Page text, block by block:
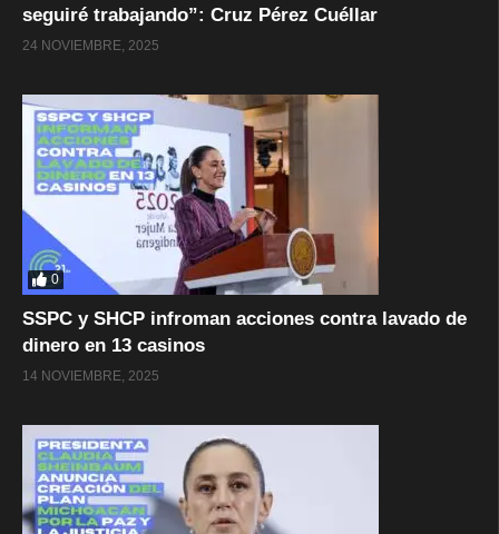
seguiré trabajando”: Cruz Pérez Cuéllar
24 NOVIEMBRE, 2025
0
SSPC y SHCP infroman acciones contra lavado de
dinero en 13 casinos
14 NOVIEMBRE, 2025